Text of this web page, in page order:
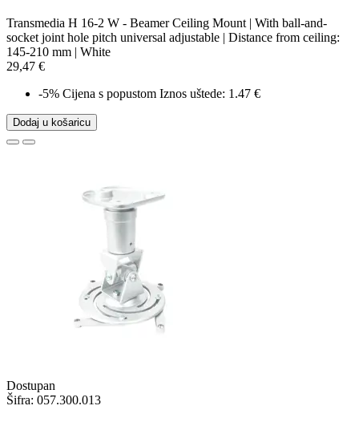
Transmedia H 16-2 W - Beamer Ceiling Mount | With ball-and-
socket joint hole pitch universal adjustable | Distance from ceiling:
145-210 mm | White
29,47 €
-5% Cijena s popustom Iznos uštede: 1.47 €
Dodaj u košaricu
Dostupan
Šifra: 057.300.013